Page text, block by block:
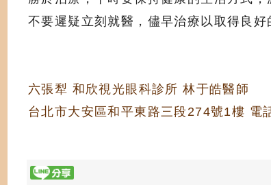
不要遲疑立刻就醫，儘早治療以取得良好
六張犁 和欣視光眼科診所 林于皓醫師
台北市大安區和平東路三段274號1樓 電